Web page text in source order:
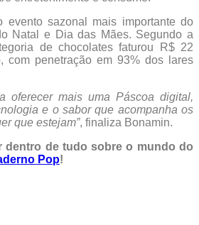
evento sazonal mais importante do
Natal e Dia das Mães. Segundo a
de chocolates faturou R$ 22
com penetração em 93% dos lares
oferecer mais uma Páscoa digital,
e o sabor que acompanha os
que estejam”, finaliza Bonamin.
dentro de tudo sobre o mundo do
Pop!